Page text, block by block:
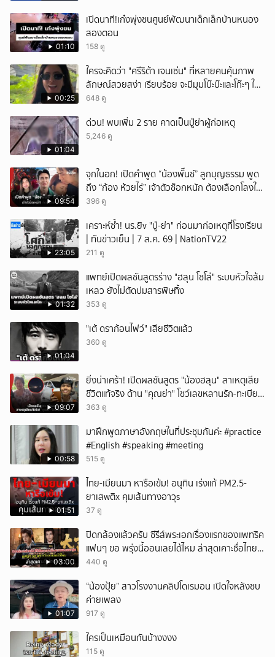
01:10
เปิดนาที!เก๋งพุ่งชนศูนย์พัฒนาเด็กเล็กบ้านหนอง
สองตอน
158 ดู
00:25
ใครจะคิดว่า "ศรีริต้า เจนเซ่น" ที่หลายคนคุ้นภาพ
ลักษณ์สวยสง่า เรียบร้อย จะมีมุมโบ๊ะบ๊ะและโก๊ะๆ ให้
ได้อมยิ้มเหมือนกัน งานนี้ทำเอาแฟนๆ ทั้งเอ็นดูทั้ง
648 ดู
01:04
ด่วน! พบเพิ่ม 2 ราย คาดเป็นปู่ย่าผู้ก่อเหตุ
5,246 ดู
09:54
จุกในอก! เปิดคำพูด “น้องพั๊นซ์” ลูกบุญธรรม พูด
ถึง “ก้อง ห้วยไร่” เจ้าตัวช็อกหนัก ต้องเลือกโลงให้
ลูก!
396 ดู
23:05
เคราะห์ซ้ำ! นร.ยิv "ปู่-ย่า" ก่อนมาก่อเหตุที่โรงเรียน
| ทันข่าวเย็น | 7 ส.ค. 69 | NationTV22
211 ดู
01:32
แพทย์เปิดผลชันสูตรร่าง "ฮลุน โซโล่" ระบบหัวใจล้ม
เหลว ยังไม่ตัดปมสารพิษทิ้ง
353 ดู
01:04
"เต้ ดราก้อนไฟว์" เสียชีวิตแล้ว
360 ดู
09:07
ยิ่งน่าเศร้า! เปิดผลชันสูตร "น้องฮลุน" สาเหตุเสีย
ชีวิตแท้จริง ด้าน "คุณย่า" โชว์เลขหลานรัก-ทะเบียน
รถเคลื่อนร่าง!
363 ดู
00:58
มาฝึกพูดภาษาอังกฤษในที่ประชุมกันค่ะ #practice
#English #speaking #meeting
515 ดู
01:51
ไทย-เมียนมา หารือเข้ม! อนุทิน เร่งแก้ PM2.5-
ยาเสwติx คุมเส้นทางอาวุs
37 ดู
03:00
ปิดกล้องแล้วครับ ซีรีส์พระเอกเรื่องแรกของแพทริค
แฟนๆ ขอ พรุ่งนี้ออนเลยได้ไหม ล่าสุดเคาะชื่อไทย
แล้ว
440 ดู
01:07
“น้องปุ้ย” สาวโรงงานคลิปโดเรมอน เปิดใจหลังซบ
ค่ายเพลง
917 ดู
ใครเป็นเหมือนกันบ้างงงง
115 ดู